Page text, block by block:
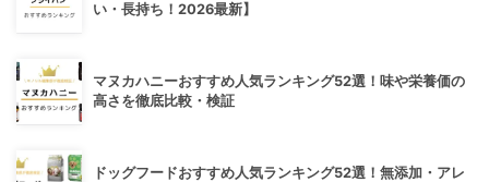
い・長持ち！2026最新】
マヌカハニーおすすめ人気ランキング52選！味や栄養価の
高さを徹底比較・検証
ドッグフードおすすめ人気ランキング52選！無添加・アレ